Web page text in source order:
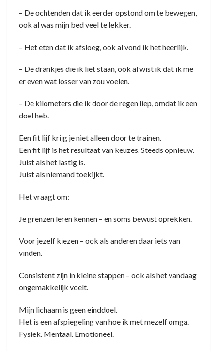
– De ochtenden dat ik eerder opstond om te bewegen,
ook al was mijn bed veel te lekker.
– Het eten dat ik afsloeg, ook al vond ik het heerlijk.
– De drankjes die ik liet staan, ook al wist ik dat ik me
er even wat losser van zou voelen.
– De kilometers die ik door de regen liep, omdat ik een
doel heb.
Een fit lijf krijg je niet alleen door te trainen.
Een fit lijf is het resultaat van keuzes. Steeds opnieuw.
Juist als het lastig is.
Juist als niemand toekijkt.
Het vraagt om:
Je grenzen leren kennen – en soms bewust oprekken.
Voor jezelf kiezen – ook als anderen daar iets van
vinden.
Consistent zijn in kleine stappen – ook als het vandaag
ongemakkelijk voelt.
Mijn lichaam is geen einddoel.
Het is een afspiegeling van hoe ik met mezelf omga.
Fysiek. Mentaal. Emotioneel.